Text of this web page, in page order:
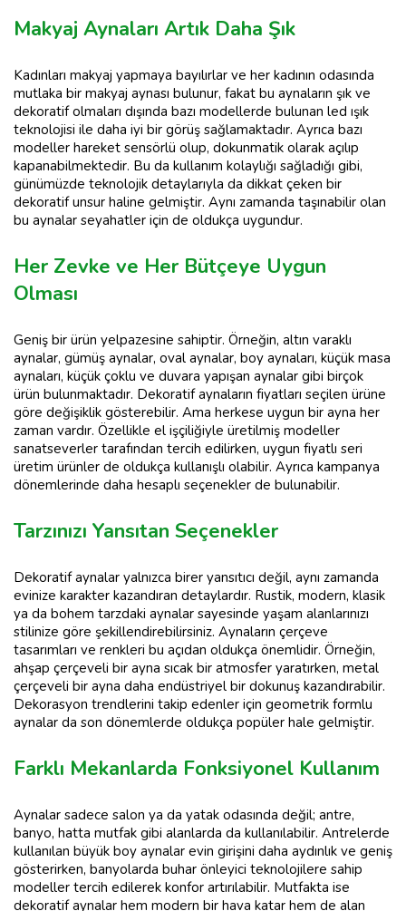
Makyaj Aynaları Artık Daha Şık
Kadınları makyaj yapmaya bayılırlar ve her kadının odasında
mutlaka bir makyaj aynası bulunur, fakat bu aynaların şık ve
dekoratif olmaları dışında bazı modellerde bulunan led ışık
teknolojisi ile daha iyi bir görüş sağlamaktadır. Ayrıca bazı
modeller hareket sensörlü olup, dokunmatik olarak açılıp
kapanabilmektedir. Bu da kullanım kolaylığı sağladığı gibi,
günümüzde teknolojik detaylarıyla da dikkat çeken bir
dekoratif unsur haline gelmiştir. Aynı zamanda taşınabilir olan
bu aynalar seyahatler için de oldukça uygundur.
Her Zevke ve Her Bütçeye Uygun
Olması
Geniş bir ürün yelpazesine sahiptir. Örneğin, altın varaklı
aynalar, gümüş aynalar, oval aynalar, boy aynaları, küçük masa
aynaları, küçük çoklu ve duvara yapışan aynalar gibi birçok
ürün bulunmaktadır. Dekoratif aynaların fiyatları seçilen ürüne
göre değişiklik gösterebilir. Ama herkese uygun bir ayna her
zaman vardır. Özellikle el işçiliğiyle üretilmiş modeller
sanatseverler tarafından tercih edilirken, uygun fiyatlı seri
üretim ürünler de oldukça kullanışlı olabilir. Ayrıca kampanya
dönemlerinde daha hesaplı seçenekler de bulunabilir.
Tarzınızı Yansıtan Seçenekler
Dekoratif aynalar yalnızca birer yansıtıcı değil, aynı zamanda
evinize karakter kazandıran detaylardır. Rustik, modern, klasik
ya da bohem tarzdaki aynalar sayesinde yaşam alanlarınızı
stilinize göre şekillendirebilirsiniz. Aynaların çerçeve
tasarımları ve renkleri bu açıdan oldukça önemlidir. Örneğin,
ahşap çerçeveli bir ayna sıcak bir atmosfer yaratırken, metal
çerçeveli bir ayna daha endüstriyel bir dokunuş kazandırabilir.
Dekorasyon trendlerini takip edenler için geometrik formlu
aynalar da son dönemlerde oldukça popüler hale gelmiştir.
Farklı Mekanlarda Fonksiyonel Kullanım
Aynalar sadece salon ya da yatak odasında değil; antre,
banyo, hatta mutfak gibi alanlarda da kullanılabilir. Antrelerde
kullanılan büyük boy aynalar evin girişini daha aydınlık ve geniş
gösterirken, banyolarda buhar önleyici teknolojilere sahip
modeller tercih edilerek konfor artırılabilir. Mutfakta ise
dekoratif aynalar hem modern bir hava katar hem de alan